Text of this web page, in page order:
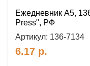
Ежедневник А5,
Press", РФ
Артикул: 136-7134
6.17 р.